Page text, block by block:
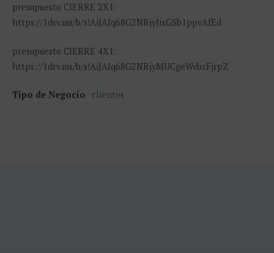
presupuesto CIERRE 2X1:
https://1drv.ms/b/s!AiJAIq68G2NRjyJixGSb1ppvAfEd
presupuesto CIERRE 4X1:
https://1drv.ms/b/s!AiJAIq68G2NRjyMUCgeWvbzFjrpZ
Tipo de Negocio clientes